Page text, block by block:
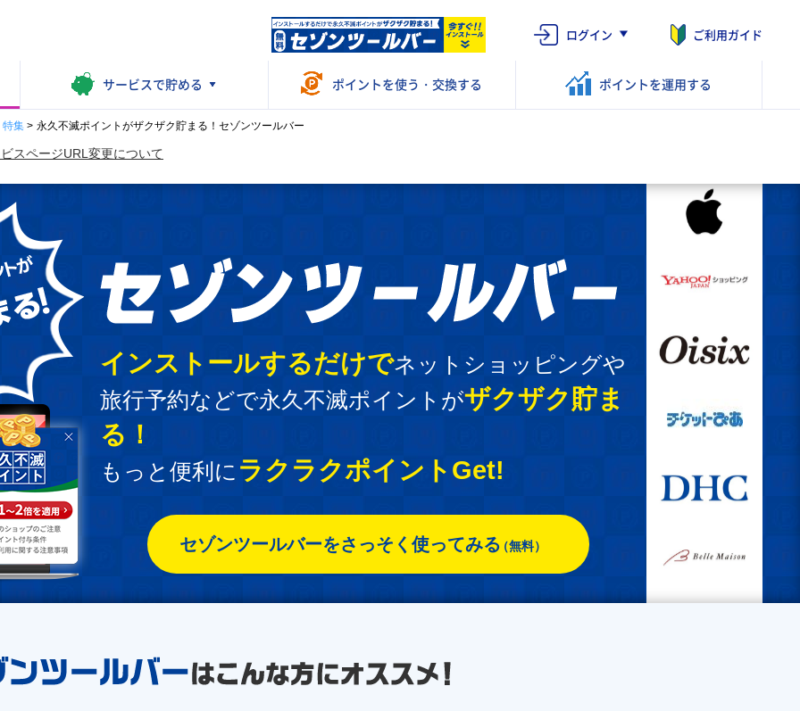
ログイン ご利用ガイド
サービスで貯める ポイントを使う・交換する ポイントを運用する
特集 > 永久不滅ポイントがザクザク貯まる！セゾンツールバー
スページURL変更について
インストールするだけでネットショッピングや
旅行予約などで永久不滅ポイントがザクザク貯ま
る！
もっと便利に ラクラクポイントGet!
セゾンツールバーをさっそく使ってみる（無料）